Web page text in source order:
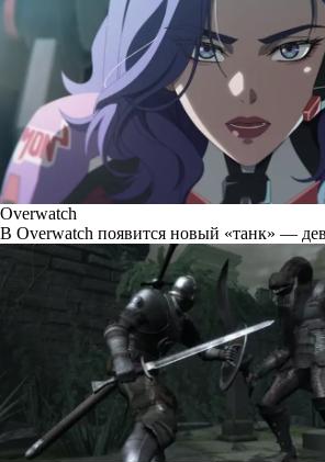
Overwatch
В Overwatch появится новый «танк» —